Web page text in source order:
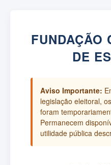
FUNDAÇÃO
DE
Aviso Importante:
legislação eleitoral,
foram
Permanecem
utilidade pública